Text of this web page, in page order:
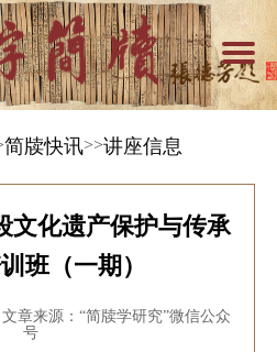
简牍快讯>>讲座信息
文化遗产保护与传承
班（一期）
章来源：“简牍学研究”微信公众
号